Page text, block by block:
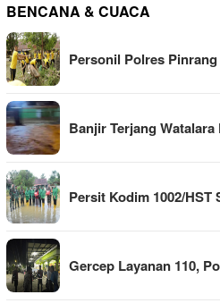
BENCANA & CUACA
Personil Polres
Banjir Terjang
Persit Kodim 1002/
Gercep Layanan 110,